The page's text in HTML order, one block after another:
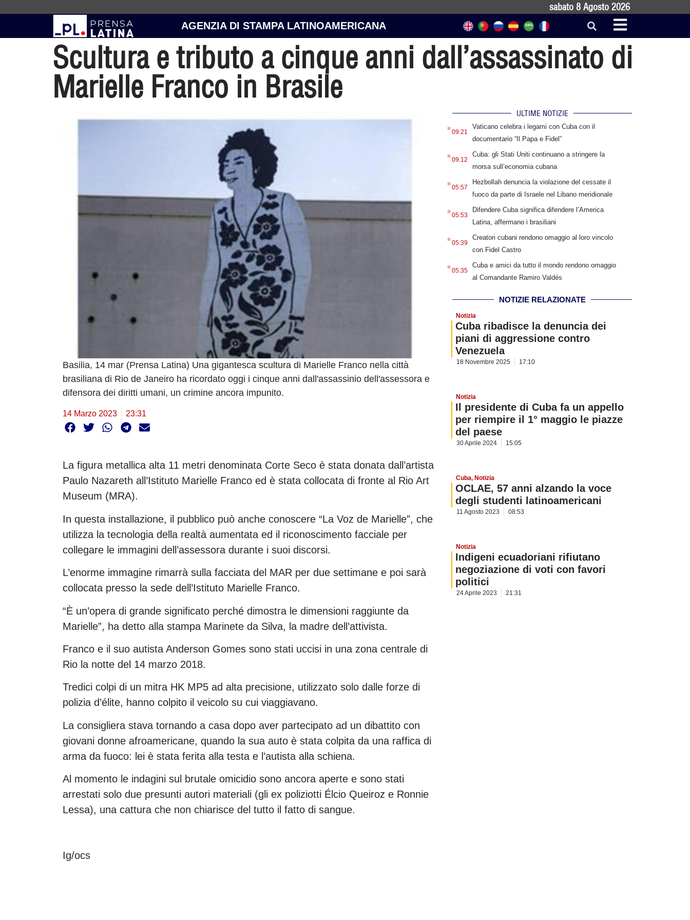
sabato 8 Agosto 2026
AGENZIA DI STAMPA LATINOAMERICANA
Scultura e tributo a cinque anni dall’assassinato di
Marielle Franco in Brasile
Basilia, 14 mar (Prensa Latina) Una gigantesca scultura di Marielle Franco nella città
brasiliana di Rio de Janeiro ha ricordato oggi i cinque anni dall'assassinio dell'assessora e
difensora dei diritti umani, un crimine ancora impunito.
14 Marzo 2023 23:31
La figura metallica alta 11 metri denominata Corte Seco è stata donata dall’artista
Paulo Nazareth all’Istituto Marielle Franco ed è stata collocata di fronte al Rio Art
Museum (MRA).
In questa installazione, il pubblico può anche conoscere “La Voz de Marielle”, che
utilizza la tecnologia della realtà aumentata ed il riconoscimento facciale per
collegare le immagini dell’assessora durante i suoi discorsi.
L’enorme immagine rimarrà sulla facciata del MAR per due settimane e poi sarà
collocata presso la sede dell’Istituto Marielle Franco.
“È un’opera di grande significato perché dimostra le dimensioni raggiunte da
Marielle”, ha detto alla stampa Marinete da Silva, la madre dell’attivista.
Franco e il suo autista Anderson Gomes sono stati uccisi in una zona centrale di
Rio la notte del 14 marzo 2018.
Tredici colpi di un mitra HK MP5 ad alta precisione, utilizzato solo dalle forze di
polizia d’élite, hanno colpito il veicolo su cui viaggiavano.
La consigliera stava tornando a casa dopo aver partecipato ad un dibattito con
giovani donne afroamericane, quando la sua auto è stata colpita da una raffica di
arma da fuoco: lei è stata ferita alla testa e l’autista alla schiena.
Al momento le indagini sul brutale omicidio sono ancora aperte e sono stati
arrestati solo due presunti autori materiali (gli ex poliziotti Élcio Queiroz e Ronnie
Lessa), una cattura che non chiarisce del tutto il fatto di sangue.
Ig/ocs
ULTIME NOTIZIE
.09:21
Vaticano celebra i legami con Cuba con il
documentario “Il Papa e Fidel”
.09:12
Cuba: gli Stati Uniti continuano a stringere la
morsa sull’economia cubana
.05:57
Hezbollah denuncia la violazione del cessate il
fuoco da parte di Israele nel Libano meridionale
.05:53
Difendere Cuba significa difendere l’America
Latina, affermano i brasiliani
.05:39
Creatori cubani rendono omaggio al loro vincolo
con Fidel Castro
.05:35
Cuba e amici da tutto il mondo rendono omaggio
al Comandante Ramiro Valdés
NOTIZIE RELAZIONATE
Notizia
Cuba ribadisce la denuncia dei
piani di aggressione contro
Venezuela
18 Novembre 2025 17:10
Notizia
Il presidente di Cuba fa un appello
per riempire il 1° maggio le piazze
del paese
30 Aprile 2024 15:05
Cuba, Notizia
OCLAE, 57 anni alzando la voce
degli studenti latinoamericani
11 Agosto 2023 08:53
Notizia
Indigeni ecuadoriani rifiutano
negoziazione di voti con favori
politici
24 Aprile 2023 21:31